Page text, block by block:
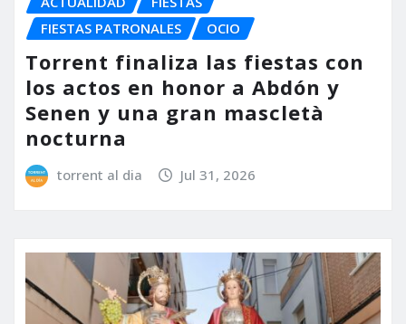
FIESTAS PATRONALES
OCIO
Torrent finaliza las fiestas con
los actos en honor a Abdón y
Senen y una gran mascletà
nocturna
torrent al dia Jul 31, 2026